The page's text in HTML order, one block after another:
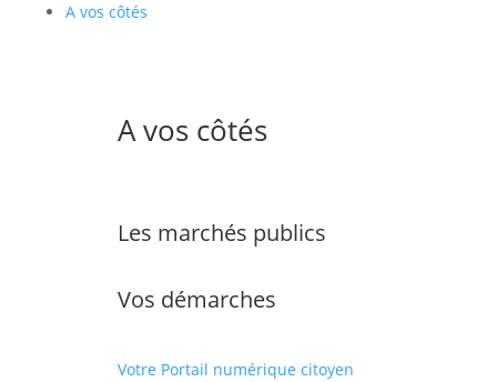
A vos côtés
A vos côtés
Les marchés publics
Vos démarches
Votre Portail numérique citoyen